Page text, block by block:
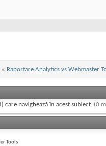
« Raportare Analytics vs Webmaster
care navighează în acest subiect. (0
Tools